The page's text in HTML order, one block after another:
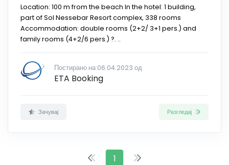
Location: 100 m from the beach In the hotel: 1 building,
part of Sol Nessebar Resort complex, 338 rooms
Accommodation: double rooms (2+2/ 3+1 pers.) and
family rooms (4+2/6 pers.) ?. ..
Постирано на 06.04.2023 од
ETA Booking
Зачувај Разгледај
1